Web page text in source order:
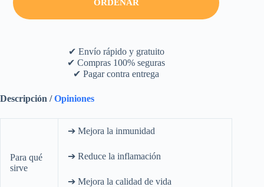
ORDENAR
✔ Envío rápido y gratuito
✔ Compras 100% seguras
✔ Pagar contra entrega
Descripción /Opiniones
Para qué
sirve
➔ Mejora la inmunidad
➔ Reduce la inflamación
➔ Mejora la calidad de vida